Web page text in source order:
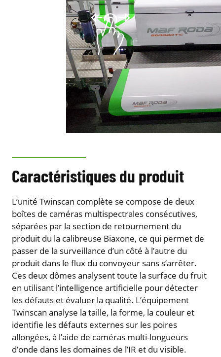
Caractéristiques du produit
L’unité Twinscan complète se compose de deux
boîtes de caméras multispectrales consécutives,
séparées par la section de retournement du
produit du la calibreuse Biaxone, ce qui permet de
passer de la surveillance d’un côté à l’autre du
produit dans le flux du convoyeur sans s’arrêter.
Ces deux dômes analysent toute la surface du fruit
en utilisant l’intelligence artificielle pour détecter
les défauts et évaluer la qualité. L’équipement
Twinscan analyse la taille, la forme, la couleur et
identifie les défauts externes sur les poires
allongées, à l’aide de caméras multi-longueurs
d’onde dans les domaines de l’IR et du visible.